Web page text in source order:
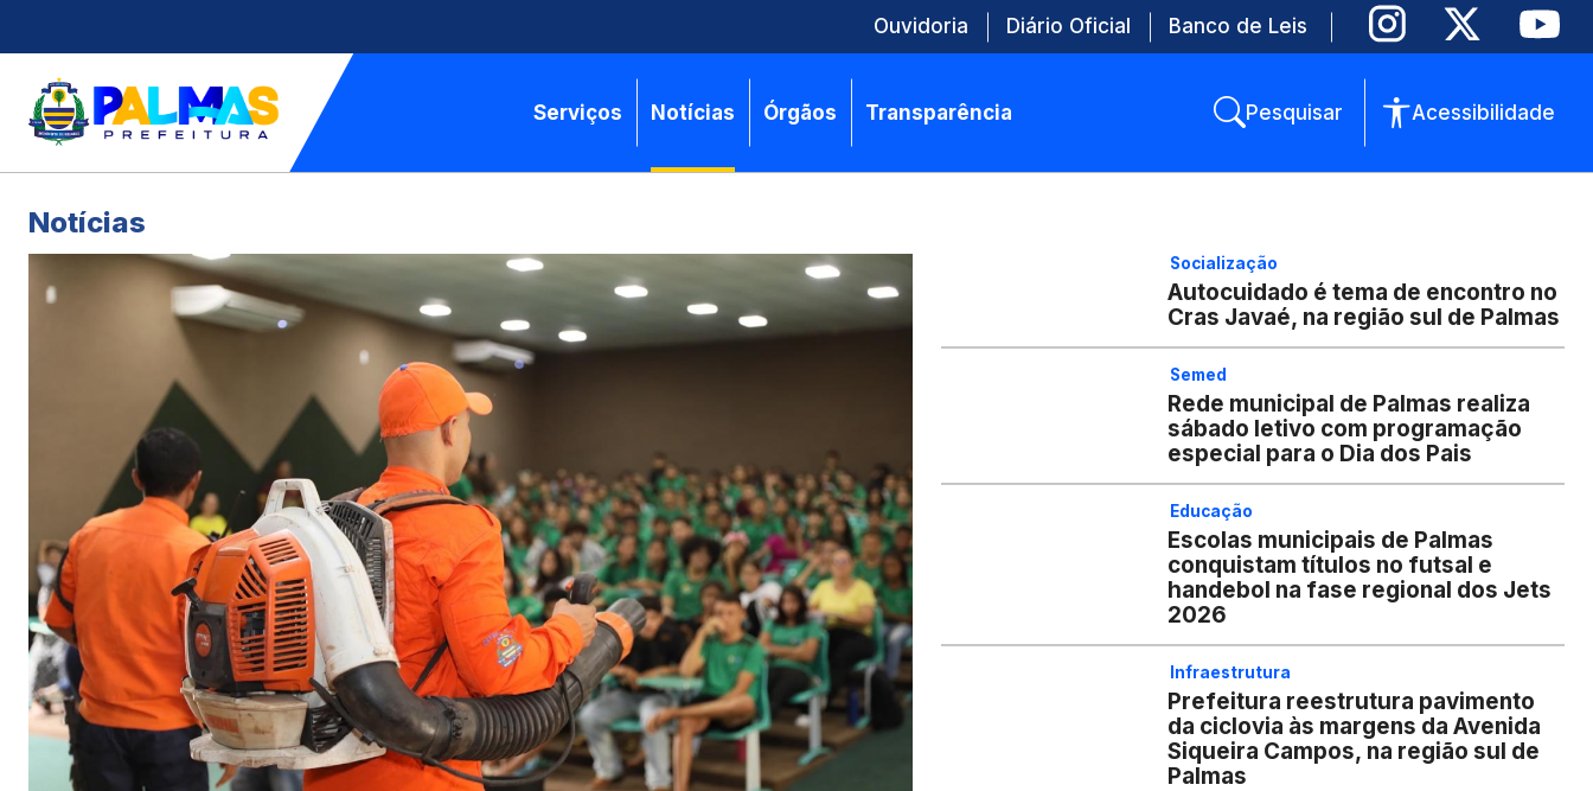
Ouvidoria Diário Oficial Banco de Leis
Serviços Notícias Órgãos Transparência Pesquisar Acessibilidade
Notícias
Socialização
Autocuidado é tema de encontro no
Cras Javaé, na região sul de Palmas
Semed
Rede municipal de Palmas realiza
sábado letivo com programação
especial para o Dia dos Pais
Educação
Escolas municipais de Palmas
conquistam títulos no futsal e
handebol na fase regional dos Jets
2026
Infraestrutura
Prefeitura reestrutura pavimento
da ciclovia às margens da Avenida
Siqueira Campos, na região sul de
Palmas